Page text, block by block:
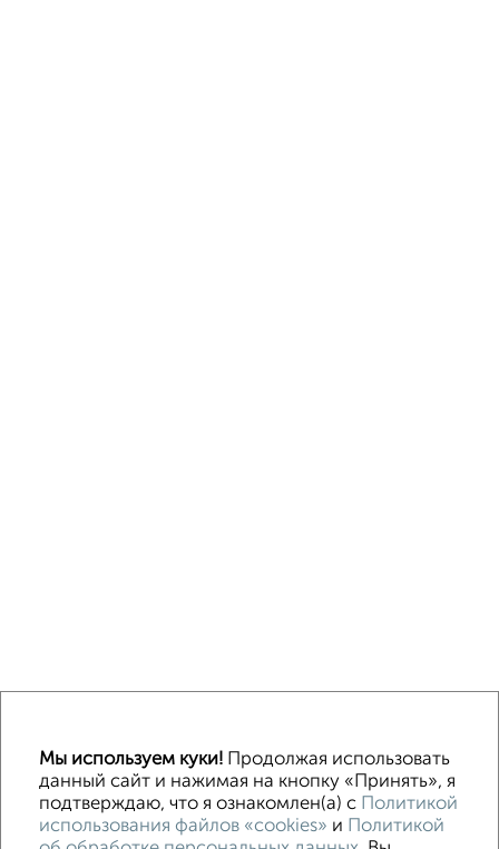
Без посредников
На длительный срок
Контакты
Политика конфиденциальности
Пользовательское соглашение
Мы используем куки!Продолжая использовать
данный сайт и нажимая на кнопку «Принять», я
подтверждаю, что я ознакомлен(а) с Политикой
использования файлов «cookies» и Политикой